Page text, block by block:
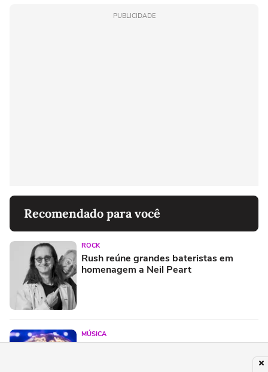
PUBLICIDADE
Recomendado para você
ROCK
Rush reúne grandes bateristas em
homenagem a Neil Peart
MÚSICA
Xuxa caminha para "sold out" no